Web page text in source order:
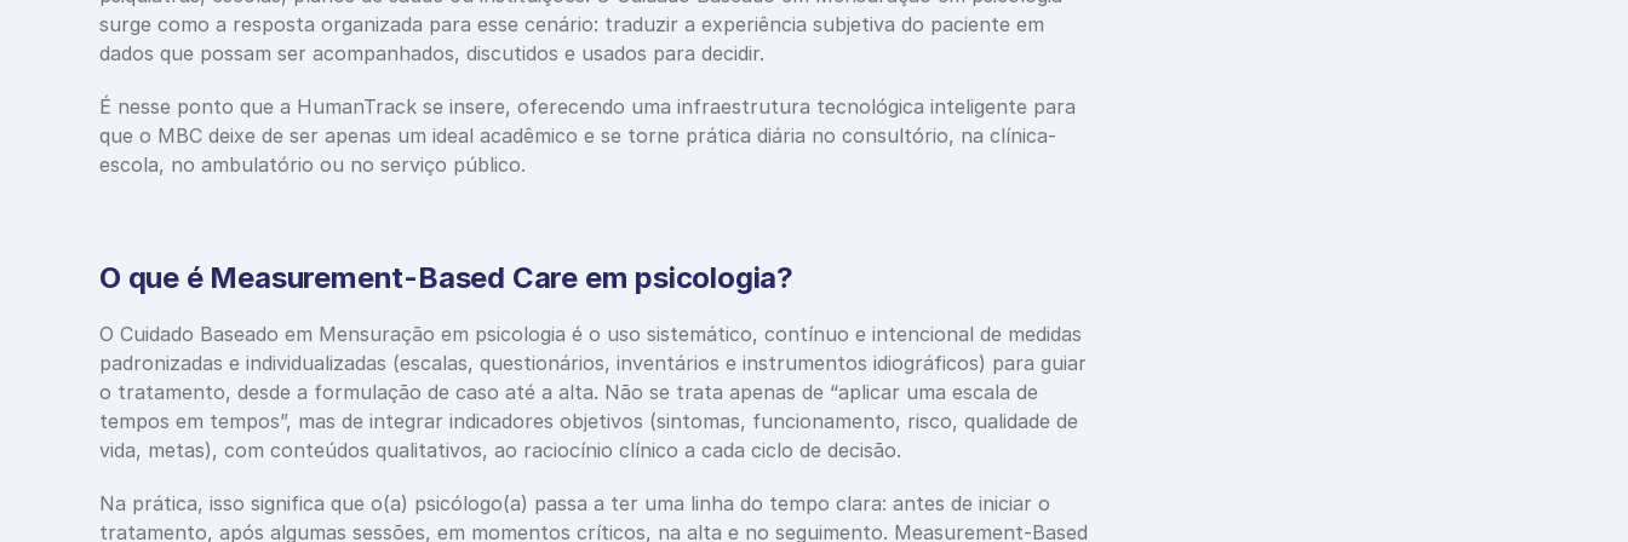
surge como a resposta organizada para esse cenário: traduzir a experiência subjetiva do paciente em
dados que possam ser acompanhados, discutidos e usados para decidir.
É nesse ponto que a HumanTrack se insere, oferecendo uma infraestrutura tecnológica inteligente para
que o MBC deixe de ser apenas um ideal acadêmico e se torne prática diária no consultório, na clínica-
escola, no ambulatório ou no serviço público.
O que é Measurement-Based Care em psicologia?
O Cuidado Baseado em Mensuração em psicologia é o uso sistemático, contínuo e intencional de medidas
padronizadas e individualizadas (escalas, questionários, inventários e instrumentos idiográficos) para guiar
o tratamento, desde a formulação de caso até a alta. Não se trata apenas de “aplicar uma escala de
tempos em tempos”, mas de integrar indicadores objetivos (sintomas, funcionamento, risco, qualidade de
vida, metas), com conteúdos qualitativos, ao raciocínio clínico a cada ciclo de decisão.
Na prática, isso significa que o(a) psicólogo(a) passa a ter uma linha do tempo clara: antes de iniciar o
tratamento, após algumas sessões, em momentos críticos, na alta e no seguimento. Measurement-Based